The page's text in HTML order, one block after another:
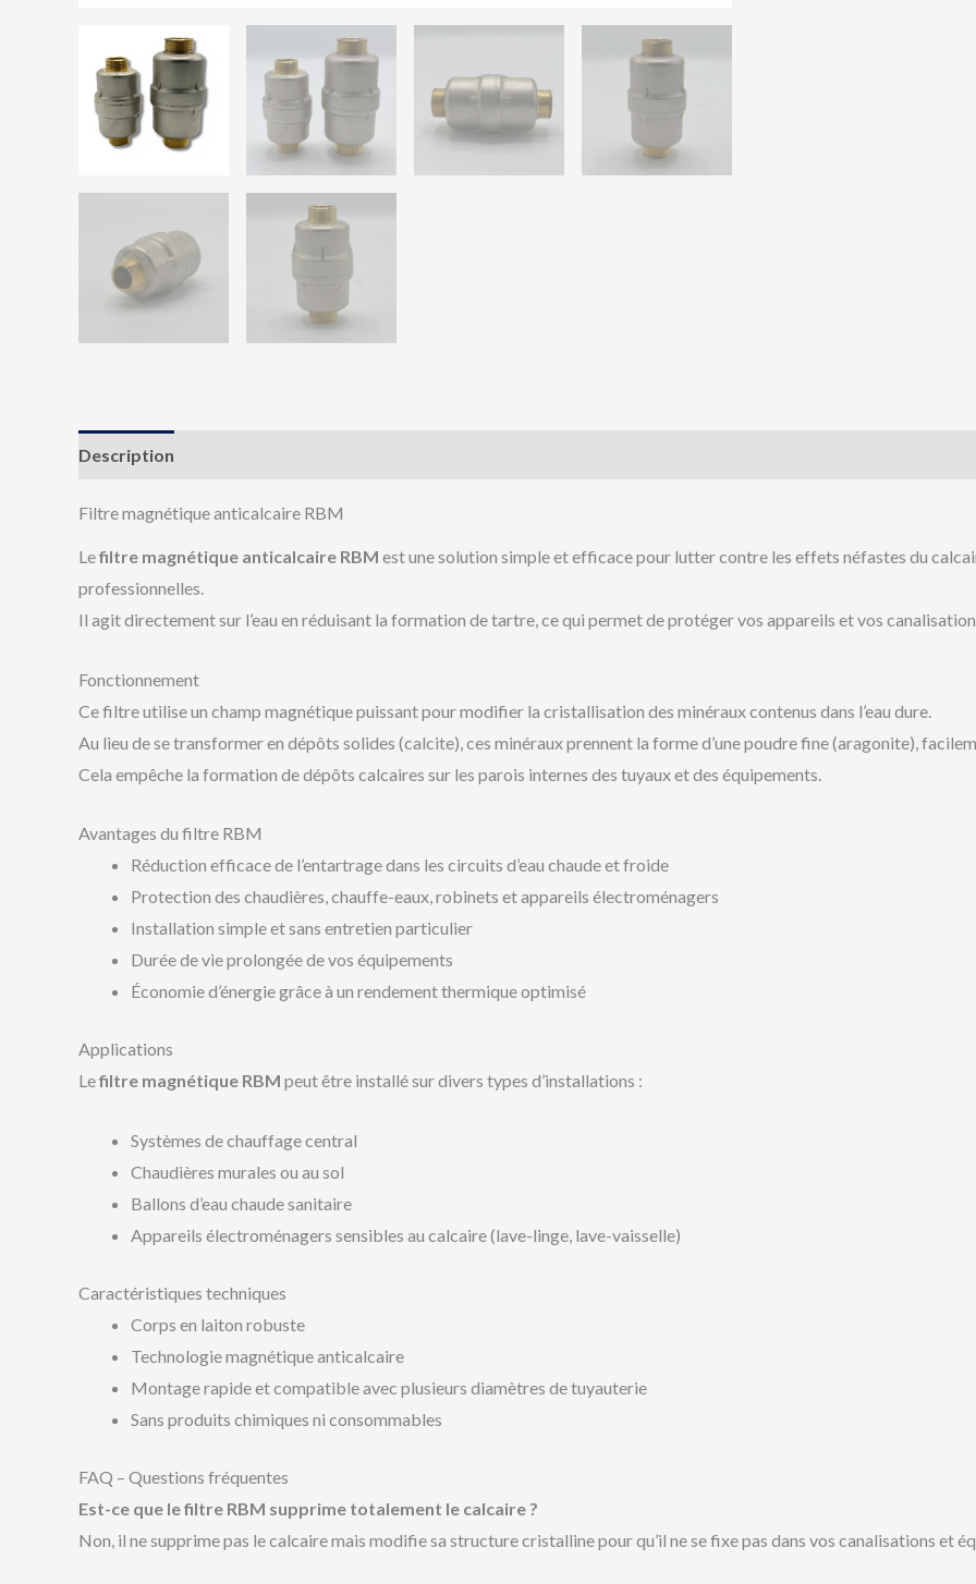
Description
Filtre magnétique anticalcaire RBM
Lefiltre magnétique anticalcaire RBM est une solution simple et efficace pour lutter contre les effets néfastes du
professionnelles.
Il agit directement sur l’eau en réduisant la formation de tartre, ce qui permet de protéger vos appareils et vos
Fonctionnement
Ce filtre utilise un champ magnétique puissant pour modifier la cristallisation des minéraux contenus dans l’eau dure.
Au lieu de se transformer en dépôts solides (calcite), ces minéraux prennent la forme d’une poudre fine (aragonite),
Cela empêche la formation de dépôts calcaires sur les parois internes des tuyaux et des équipements.
Avantages du filtre RBM
Réduction efficace de l’entartrage dans les circuits d’eau chaude et froide
Protection des chaudières, chauffe-eaux, robinets et appareils électroménagers
Installation simple et sans entretien particulier
Durée de vie prolongée de vos équipements
Économie d’énergie grâce à un rendement thermique optimisé
Applications
Lefiltre magnétique RBM peut être installé sur divers types d’installations :
Systèmes de chauffage central
Chaudières murales ou au sol
Ballons d’eau chaude sanitaire
Appareils électroménagers sensibles au calcaire (lave-linge, lave-vaisselle)
Caractéristiques techniques
Corps en laiton robuste
Technologie magnétique anticalcaire
Montage rapide et compatible avec plusieurs diamètres de tuyauterie
Sans produits chimiques ni consommables
FAQ – Questions fréquentes
Est-ce que le filtre RBM supprime totalement le calcaire ?
Non, il ne supprime pas le calcaire mais modifie sa structure cristalline pour qu’il ne se fixe pas dans vos canalisations et